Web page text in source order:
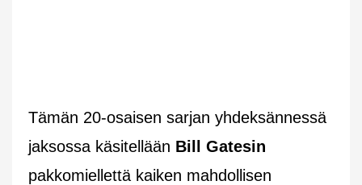
Tämän 20-osaisen sarjan yhdeksännessä
jaksossa käsitellään Bill Gatesin
pakkomiellettä kaiken mahdollisen